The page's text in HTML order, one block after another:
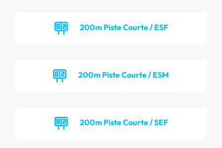
200m Piste Courte / ESF
200m Piste Courte / ESM
200m Piste Courte / SEF